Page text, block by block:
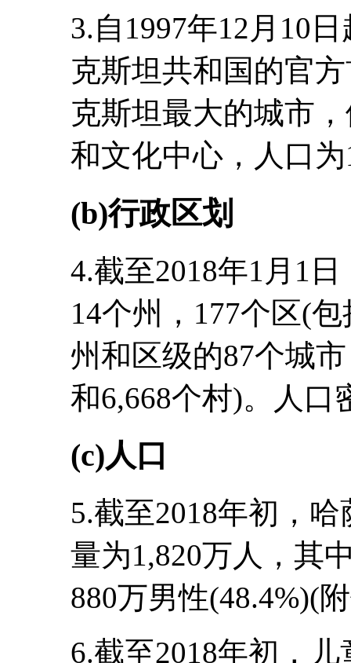
3.自1997年12月10
克斯坦共和国的官
克斯坦最大的城市
和文化中心，人口为
(b)行政区划
4.截至2018年1月1
14个州，177个区(
州和区级的87个城
和6,668个村)。人口
(c)人口
5.截至2018年初，
量为1,820万人，其
880万男性(48.4%)(
6.截至2018年初，